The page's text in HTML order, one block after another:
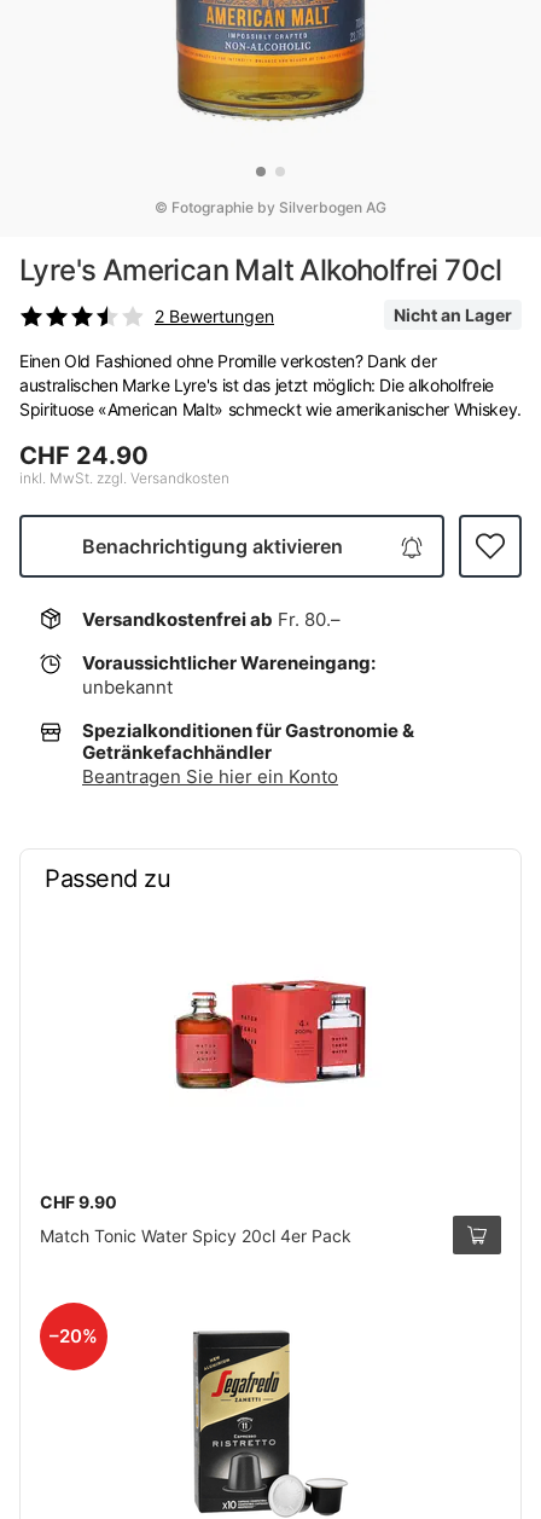
© Fotographie by Silverbogen AG
Lyre's American Malt Alkoholfrei 70cl
2 Bewertungen Nicht an Lager
Einen Old Fashioned ohne Promille verkosten? Dank der
australischen Marke Lyre's ist das jetzt möglich: Die alkoholfreie
Spirituose «American Malt» schmeckt wie amerikanischer Whiskey.
CHF 24.90
inkl. MwSt. zzgl. Versandkosten
Benachrichtigung aktivieren
Versandkostenfrei ab Fr. 80.–
Voraussichtlicher Wareneingang:
unbekannt
Spezialkonditionen für Gastronomie &
Getränkefachhändler
Beantragen Sie hier ein Konto
Passend zu
CHF 9.90
Match Tonic Water Spicy 20cl 4er Pack
–20%